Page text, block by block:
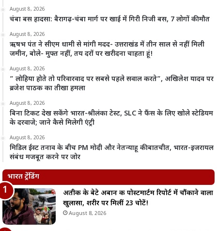
August 8, 2026
चंबा बस हादसा: बैरागढ़-चंबा मार्ग पर खाई में गिरी निजी बस, 7 लोगों की मौत
August 8, 2026
ऋषभ पंत ने सीएम धामी से मांगी मदद- उत्तराखंड में तीन साल से नहीं मिली
जमीन, बोले- मुफ्त नहीं, तय दरों पर खरीदना चाहता हूं!
August 8, 2026
” लोहिया होते तो परिवारवाद पर सबसे पहले सवाल करते”, अखिलेश यादव पर
ब्रजेश पाठक का तीखा हमला
August 8, 2026
बिना टिकट देख सकेंगे भारत-श्रीलंका टेस्ट, SLC ने फैंस के लिए खोले स्टेडियम
के दरवाजे; जाने कैसे मिलेगी एंट्री
August 8, 2026
मिडिल ईस्ट तनाव के बीच PM मोदी और नेतन्याहू की बातचीत, भारत-इजरायल
संबंध मजबूत करने पर जोर
भारत ट्रेंडिंग
अतीक के बेटे अबान की पोस्टमार्टम रिपोर्ट में चौंकाने वाला
खुलासा, शरीर पर मिलीं 23 चोटें!
August 8, 2026